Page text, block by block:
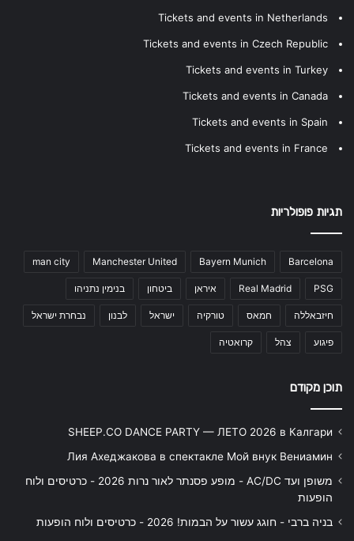
Tickets and events in Netherlands
Tickets and events in Czech Republic
Tickets and events in Turkey
Tickets and events in Canada
Tickets and events in Spain
Tickets and events in France
תגיות פופולריות
Barcelona
Bayern Munich
Manchester United
man city
PSG
Real Madrid איראן ביטחון בנימין נתניהו
חיזבאללה חמאס טורקיה ישראל לבנון נבחרת ישראל
פיגוע צהל קרואטיה
תוכן מקודם
SHEEP.CO DANCE PARTY — ЛЕТО 2026 в Калгари
Лия Ахеджакова в спектакле Мой внук Вениамин
משופן ועד AC/DC - מופע פסנתר לאור נרות 2026 - כרטיסים ולוח
הופעות
בניה ברבי - חוגג עשור על הבמות! 2026 - כרטיסים ולוח הופעות